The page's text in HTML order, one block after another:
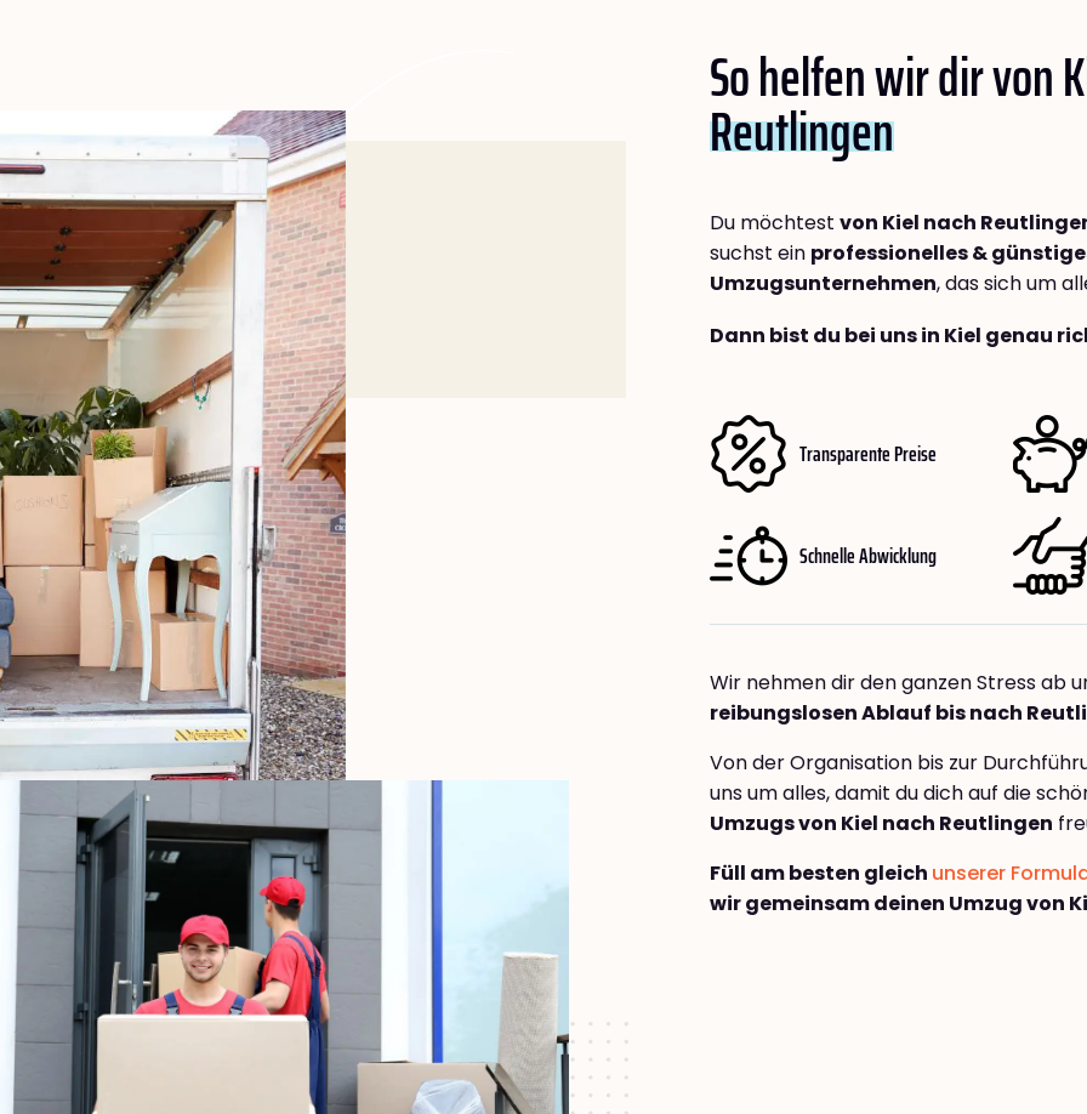
So helfen wir dir von
Reutlingen
Du möchtest von Kiel nach
suchst ein professionelles &
Umzugsunternehmen, das sich um
Dann bist du bei uns in Kiel genau
Transparente Preise
Schnelle Abwicklung
Wir nehmen dir den ganzen Stress ab
reibungslosen Ablauf bis nach
Von der Organisation bis zur
uns um alles, damit du dich auf die
Umzugs von Kiel nach Reutlingen
Füll am besten gleich unserer
wir gemeinsam deinen Umzug von